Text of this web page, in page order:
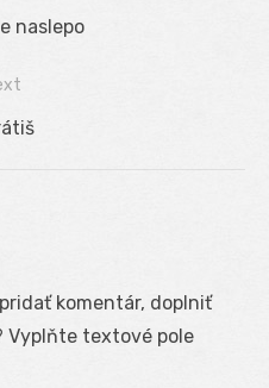
naslepo
komentár, doplniť
Vyplňte textové pole